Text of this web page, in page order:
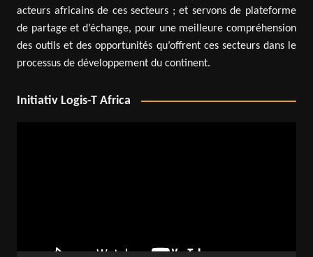
acteurs africains de ces secteurs ; et servons de plateforme
de partage et d’échange, pour une meilleure compréhension
des outils et des opportunités qu’offrent ces secteurs dans le
processus de développement du continent.
Initiativ Logis-T Africa